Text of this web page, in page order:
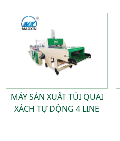
MÁY SẢN XUẤT TÚI QUAI
XÁCH TỰ ĐỘNG 4 LINE